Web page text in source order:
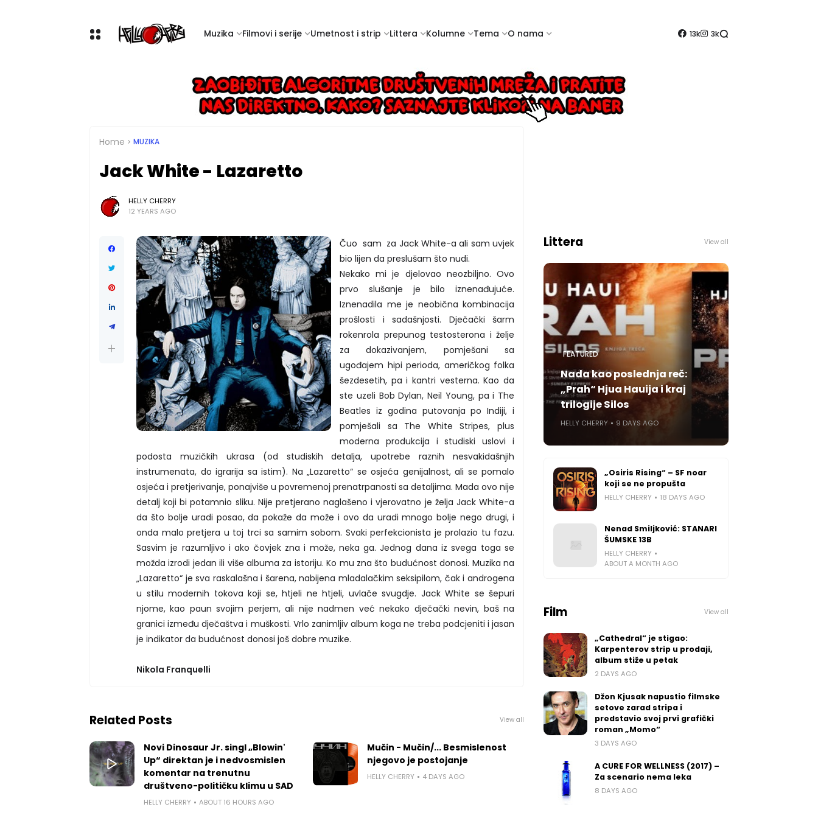
Muzika Filmovi i serije Umetnost i strip Littera Kolumne Tema O nama 13k 3k
Home MUZIKA
Jack White - Lazaretto
HELLY CHERRY
12 YEARS AGO
Čuo sam za Jack White-a ali sam uvjek
bio lijen da preslušam što nudi.
Nekako mi je djelovao neozbiljno. Ovo
prvo slušanje je bilo iznenađujuće.
Iznenadila me je neobična kombinacija
prošlosti i sadašnjosti. Dječački šarm
rokenrola prepunog testosterona i želje
za dokazivanjem, pomješani sa
ugođajem hipi perioda, američkog folka
šezdesetih, pa i kantri vesterna. Kao da
ste uzeli Bob Dylan, Neil Young, pa i The
Beatles iz godina putovanja po Indiji, i
pomješali sa The White Stripes, plus
moderna produkcija i studiski uslovi i
podosta muzičkih ukrasa (od studiskih detalja, upotrebe raznih nesvakidašnjih
instrumenata, do igrarija sa istim). Na „Lazaretto“ se osjeća genijalnost, ali se pomalo
osjeća i pretjerivanje, ponajviše u povremenoj prenatrpanosti sa detaljima. Mada ovo nije
detalj koji bi potamnio sliku. Nije pretjerano naglašeno i vjerovatno je želja Jack White-a
da što bolje uradi posao, da pokaže da može i ovo da uradi mnogo bolje nego drugi, i
onda malo pretjera u toj trci sa samim sobom. Svaki perfekcionista je prolazio tu fazu.
Sasvim je razumljivo i ako čovjek zna i može, neka ga. Jednog dana iz svega toga se
možda izrodi jedan ili više albuma za istoriju. Ko mu zna što budućnost donosi. Muzika na
„Lazaretto“ je sva raskalašna i šarena, nabijena mladalačkim seksipilom, čak i androgena
u stilu modernih tokova koji se, htjeli ne htjeli, uvlače svugdje. Jack White se šepuri
njome, kao paun svojim perjem, ali nije nadmen već nekako dječački nevin, baš na
granici između dječaštva i muškosti. Vrlo zanimljiv album koga ne treba podcjeniti i jasan
je indikator da budućnost donosi još dobre muzike.
Nikola Franquelli
Related Posts View all
Novi Dinosaur Jr. singl „Blowin'
Up“ direktan je i nedvosmislen
komentar na trenutnu
društveno-političku klimu u SAD
HELLY CHERRY ABOUT 16 HOURS AGO
Mučin - Mučin/... Besmislenost
njegovo je postojanje
HELLY CHERRY 4 DAYS AGO
Littera View all
FEATURED
Nada kao poslednja reč:
„Prah“ Hjua Hauija i kraj
trilogije Silos
HELLY CHERRY 9 DAYS AGO
„Osiris Rising“ – SF noar
koji se ne propušta
HELLY CHERRY 18 DAYS AGO
Nenad Smiljković: STANARI
ŠUMSKE 13B
HELLY CHERRY
ABOUT A MONTH AGO
Film View all
„Cathedral“ je stigao:
Karpenterov strip u prodaji,
album stiže u petak
2 DAYS AGO
Džon Kjusak napustio filmske
setove zarad stripa i
predstavio svoj prvi grafički
roman „Momo“
3 DAYS AGO
A CURE FOR WELLNESS (2017) –
Za scenario nema leka
8 DAYS AGO